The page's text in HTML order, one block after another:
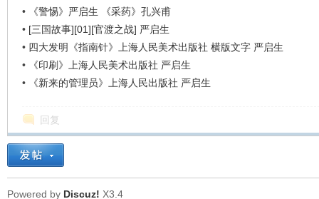
•
《警惕》严启生 《采药》孔兴甫
• [三国故事][01][官渡之战] 严启生
• 四大发明《指南针》上海人民美术出版社 横版文字 严启生
•
《印刷》上海人民美术出版社 严启生
•
《新来的管理员》上海人民出版社 严启生
回复
Powered by Discuz! X3.4